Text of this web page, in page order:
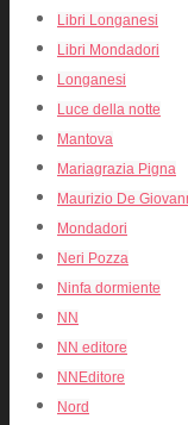
Libri Longanesi
Libri Mondadori
Longanesi
Luce della notte
Mantova
Mariagrazia Pigna
Maurizio De
Mondadori
Neri Pozza
Ninfa dormiente
NN
NN editore
NNEditore
Nord